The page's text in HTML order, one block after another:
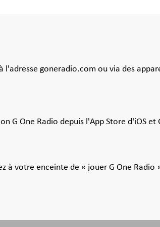
l'adresse goneradio.com ou via des
G One Radio depuis l'App Store d'iOS et
à votre enceinte de « jouer G One Radio